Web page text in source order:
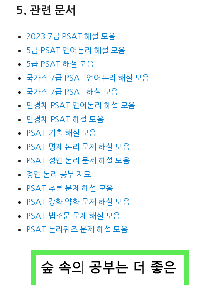
관련 문서
2023 7급 PSAT 해설 모음
5급 PSAT 언어논리 해설 모음
5급 PSAT 해설 모음
국가직 7급 PSAT 언어논리 해설 모음
국가직 7급 PSAT 해설 모음
민경채 PSAT 언어논리 해설 모음
민경채 PSAT 해설 모음
PSAT 기출 해설 모음
PSAT 명제 논리 문제 해설 모음
PSAT 정언 논리 문제 해설 모음
정언 논리 공부 자료
PSAT 추론 문제 해설 모음
PSAT 강화 약화 문제 해설 모음
PSAT 법조문 문제 해설 모음
PSAT 논리퀴즈 문제 해설 모음